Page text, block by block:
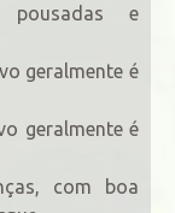
e
geralmente é
geralmente é
com boa